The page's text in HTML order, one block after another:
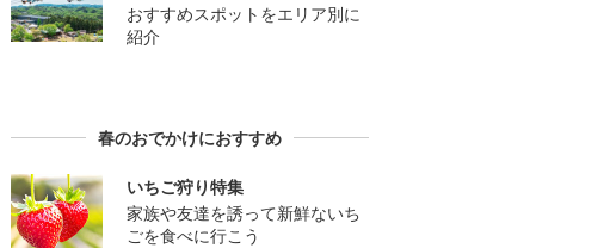
おすすめスポットをエリア別に
紹介
春のおでかけにおすすめ
いちご狩り特集
家族や友達を誘って新鮮ないち
ごを食べに行こう